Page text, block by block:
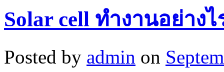
Solar cell ทำงานอย่างไ
Posted by admin on